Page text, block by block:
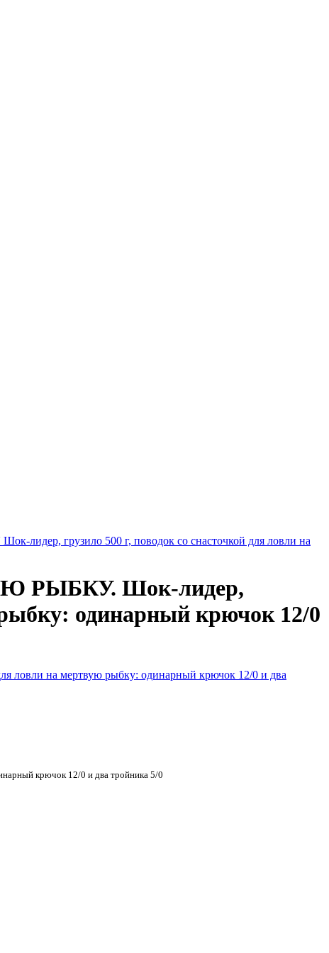
грузило 500 г, поводок со снасточкой для ловли на
РЫБКУ. Шок-лидер,
рыбку: одинарный крючок 12/0
крючок 12/0 и два тройника 5/0